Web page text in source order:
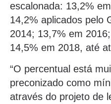
escalonada: 13,2%
14,2% aplicados pelo
2014; 13,7% em
14,5% em 2018, até
“O percentual está
preconizado como
através do projeto de